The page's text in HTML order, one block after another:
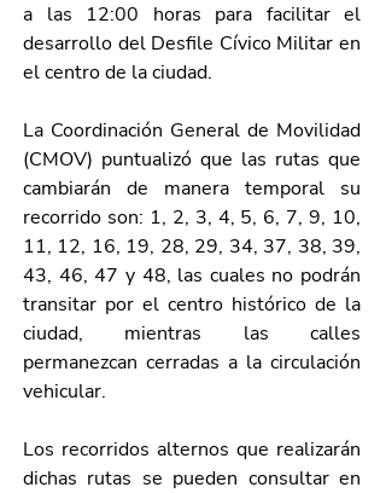
a las 12:00 horas para facilitar el
desarrollo del Desfile Cívico Militar en
el centro de la ciudad.
La Coordinación General de Movilidad
(CMOV) puntualizó que las rutas que
cambiarán de manera temporal su
recorrido son: 1, 2, 3, 4, 5, 6, 7, 9, 10,
11, 12, 16, 19, 28, 29, 34, 37, 38, 39,
43, 46, 47 y 48, las cuales no podrán
transitar por el centro histórico de la
ciudad, mientras las calles
permanezcan cerradas a la circulación
vehicular.
Los recorridos alternos que realizarán
dichas rutas se pueden consultar en